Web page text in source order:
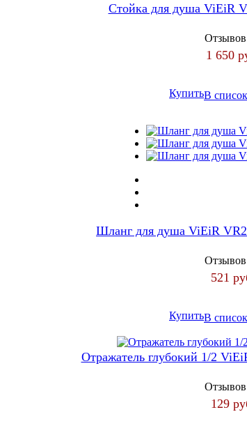
Стойка для душа ViEiR
1 650
КупитьВ
Шланг для душа ViEiR
521
КупитьВ
Отражатель глубокий 1/2
129